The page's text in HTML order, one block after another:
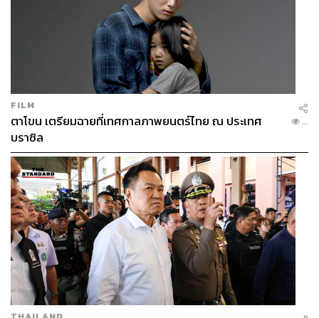
FILM
ตาโขน เตรียมฉายที่เทศกาลภาพยนตร์ไทย ณ ประเทศ
บราซิล
...